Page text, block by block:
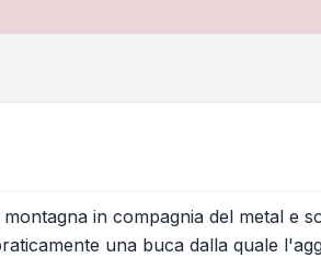
in compagnia del metal e
una buca dalla quale